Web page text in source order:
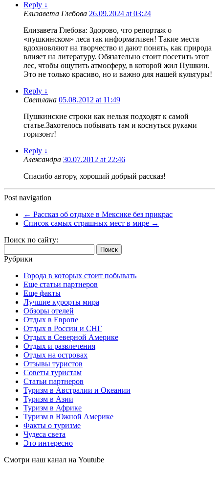
Reply ↓
Елизавета Глебова 26.09.2024 at 03:24
Елизавета Глебова: Здорово, что репортаж о
«пушкинском» леса так информативен! Такие места
вдохновляют на творчество и дают понять, как природа
влияет на литературу. Обязательно стоит посетить этот
лес, чтобы ощутить атмосферу, в которой жил Пушкин.
Это не только красиво, но и важно для нашей культуры!
Reply ↓
Светлана 05.08.2012 at 11:49
Пушкинские строки как нельзя подходят к самой
статье.Захотелось побывать там и коснуться руками
горизонт!
Reply ↓
Александра 30.07.2012 at 22:46
Спасибо автору, хороший добрый рассказ!
Post navigation
← Рассказ об отдыхе в Мексике без прикрас
Список самых страшных мест в мире →
Поиск по сайту:
Рубрики
Города в которых стоит побывать
Еще статьи партнеров
Еще факты
Лучшие курорты мира
Обзоры отелей
Отдых в Европе
Отдых в России и СНГ
Отдых в Северной Америке
Отдых и развлечения
Отдых на островах
Отзывы туристов
Советы туристам
Статьи партнеров
Туризм в Австралии и Океании
Туризм в Азии
Туризм в Африке
Туризм в Южной Америке
Факты о туризме
Чудеса света
Это интересно
Смотри наш канал на Youtube